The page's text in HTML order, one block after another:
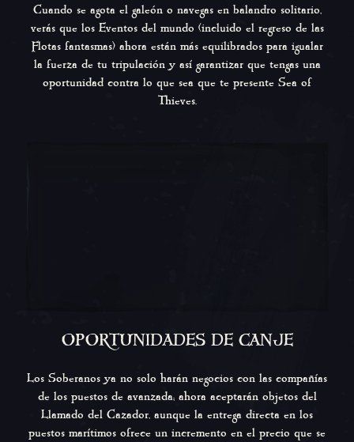
Cuando se agota el galeón o navegas en balandro solitario,
verás que los Eventos del mundo (incluido el regreso de las
Flotas fantasmas) ahora están más equilibrados para igualar
la fuerza de tu tripulación y así garantizar que tengas una
oportunidad contra lo que sea que te presente Sea of
Thieves.
OPORTUNIDADES DE CANJE
Los Soberanos ya no solo harán negocios con las compañías
de los puestos de avanzada; ahora aceptarán objetos del
Llamado del Cazador, aunque la entrega directa en los
puestos marítimos ofrece un incremento en el precio que se